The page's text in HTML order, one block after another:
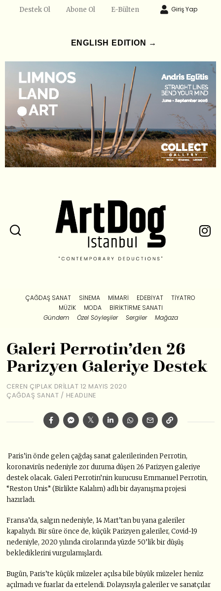
Destek Ol Abone Ol E-Bülten Giriş Yap
ENGLISH EDITION →
ÇAĞDAŞ SANAT SINEMA MIMARI EDEBIYAT
TIYATRO
MÜZIK
MODA
BIRIKTIRME SANATI
Gündem
Özel Söyleşiler Sergiler Mağaza
Galeri Perrotin’den 26
Parizyen Galeriye Destek
CEREN ÇIPLAK DRILLAT 12 MAYIS 2020
ÇAĞDAŞ SANAT / HEADLINE
Paris’in önde gelen çağdaş sanat galerilerinden Perrotin,
koronavirüs nedeniyle zor duruma düşen 26 Parizyen galeriye
destek olacak. Galeri Perrotin’nin kurucusu Emmanuel Perrotin,
“Reston Unis” (Birlikte Kalalım) adlı bir dayanışma projesi
hazırladı.
Fransa’da, salgın nedeniyle, 14 Mart’tan bu yana galeriler
kapalıydı. Bir süre önce de, küçük Parizyen galeriler, Covid-19
nedeniyle, 2020 yılında cirolarında yüzde 50’lik bir düşüş
beklediklerini vurgulamışlardı.
Bugün, Paris’te küçük müzeler açılsa bile büyük müzeler henüz
açılmadı ve fuarlar da ertelendi. Dolayısıyla galeriler ve sanatçılar